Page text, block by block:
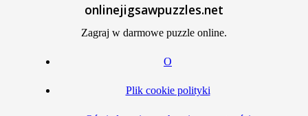
onlinejigsawpuzzles.net
Zagraj w darmowe puzzle online.
O
Plik cookie polityki